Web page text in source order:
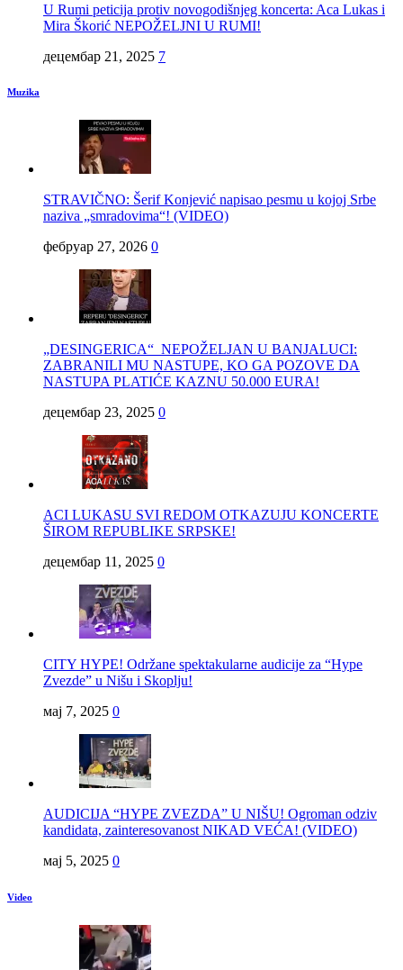
U Rumi peticija protiv novogodišnjeg koncerta: Aca Lukas i
Mira Škorić NEPOŽELJNI U RUMI!
децембар 21, 2025 7
Muzika
STRAVIČNO: Šerif Konjević napisao pesmu u kojoj Srbe
naziva „smradovima“! (VIDEO)
фебруар 27, 2026 0
„DESINGERICA“ NEPOŽELJAN U BANJALUCI:
ZABRANILI MU NASTUPE, KO GA POZOVE DA
NASTUPA PLATIĆE KAZNU 50.000 EURA!
децембар 23, 2025 0
ACI LUKASU SVI REDOM OTKAZUJU KONCERTE
ŠIROM REPUBLIKE SRPSKE!
децембар 11, 2025 0
CITY HYPE! Održane spektakularne audicije za “Hype
Zvezde” u Nišu i Skoplju!
мај 7, 2025 0
AUDICIJA “HYPE ZVEZDA” U NIŠU! Ogroman odziv
kandidata, zainteresovanost NIKAD VEĆA! (VIDEO)
мај 5, 2025 0
Video